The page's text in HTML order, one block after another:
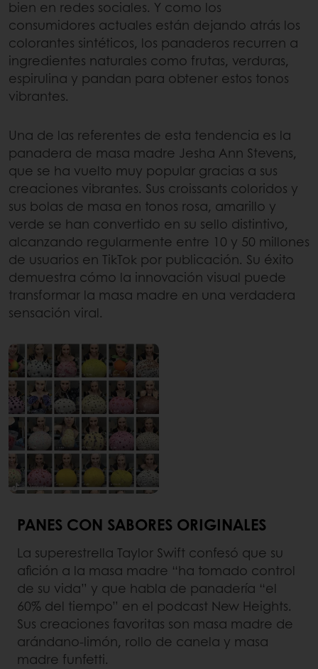
bien en redes sociales. Y como los
consumidores actuales están dejando atrás los
colorantes sintéticos, los panaderos recurren a
ingredientes naturales como frutas, verduras,
espirulina y pandan para obtener estos tonos
vibrantes.
Una de las referentes de esta tendencia es la
panadera de masa madre Jesha Ann Stevens,
que se ha vuelto muy popular gracias a sus
creaciones vibrantes. Sus croissants coloridos y
sus bolas de masa en tonos rosa, amarillo y
verde se han convertido en su sello distintivo,
alcanzando regularmente entre 10 y 50 millones
de usuarios en TikTok por publicación. Su éxito
demuestra cómo la innovación visual puede
transformar la masa madre en una verdadera
sensación viral.
PANES CON SABORES ORIGINALES
La superestrella Taylor Swift confesó que su
afición a la masa madre “ha tomado control
de su vida” y que habla de panadería “el
60% del tiempo” en el podcast New Heights.
Sus creaciones favoritas son masa madre de
arándano-limón, rollo de canela y masa
madre funfetti.